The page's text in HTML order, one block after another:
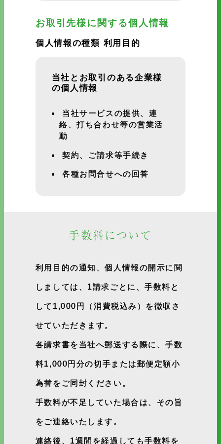
お取引先様に関する個人情報
個人情報の種類 利用目的
当社とお取引のある企業様
の個人情報
当社サービスの提供、連
絡、打ち合わせ等の営業活
動
契約、ご請求等手続き
各種お問合せへの回答
手数料について
利用目的の通知、個人情報の開示に関
しましては、1請求ごとに、手数料と
して1,000円（消費税込み）を徴収さ
せていただきます。
各請求書を当社へ郵送する際に、手数
料1,000円分の切手または郵便定額小
為替をご同封ください。
手数料が不足していた場合は、その旨
をご連絡いたします。
連絡後、1週間を経過しても手数料を